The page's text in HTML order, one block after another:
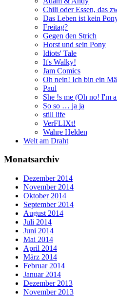
Chili oder Essen, das
Das Leben ist kein
Freitag?
Gegen den Strich
Horst und sein Pony
Idiots' Tale
It's Walky!
Jam Comics
Oh nein! Ich bin ein
Paul
She !s me (Oh no! I'm
So so … ja ja
still life
VerFLIXt!
Wahre Helden
Welt am Draht
Monatsarchiv
Dezember 2014
November 2014
Oktober 2014
September 2014
August 2014
Juli 2014
Juni 2014
Mai 2014
April 2014
März 2014
Februar 2014
Januar 2014
Dezember 2013
November 2013